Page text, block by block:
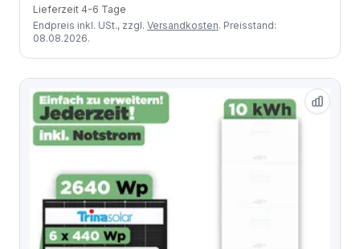
Lieferzeit 4-6 Tage
Endpreis inkl. USt., zzgl. Versandkosten. Preisstand:
08.08.2026.